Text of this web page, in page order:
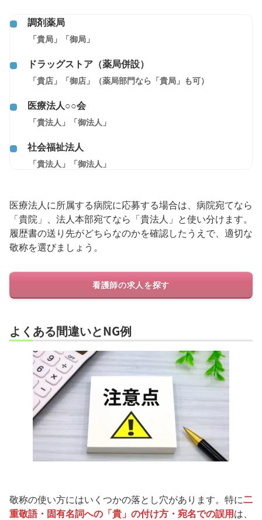
調剤薬局
「貴局」「御局」
ドラッグストア（薬局併設）
「貴店」「御店」（薬局部門なら「貴局」も可）
医療法人○○会
「貴法人」「御法人」
社会福祉法人
「貴法人」「御法人」
医療法人に所属する病院に応募する場合は、病院宛てなら
「貴院」、法人本部宛てなら「貴法人」と使い分けます。
履歴書の送り先がどちらなのかを確認したうえで、適切な
敬称を選びましょう。
看護師の求人を探す
よくある間違いとNG例
敬称の使い方にはいくつかの落とし穴があります。特に二
重敬語・固有名詞への「貴」の付け方・宛名での誤用は、